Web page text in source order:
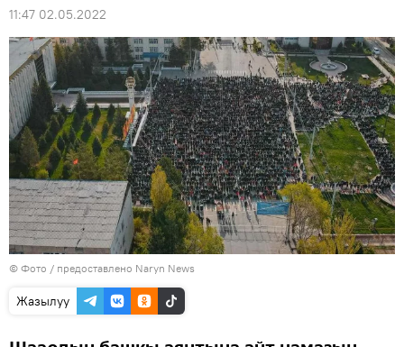
11:47 02.05.2022
© Фото / предоставлено Naryn News
Жазылуу